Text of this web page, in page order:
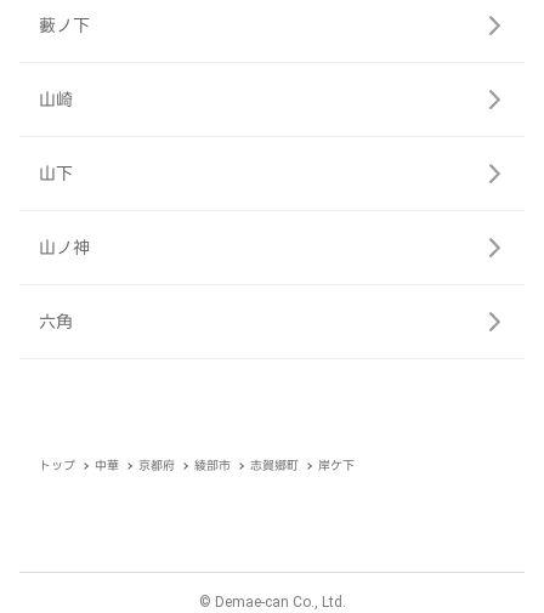
藪ノ下
山崎
山下
山ノ神
六角
トップ 中華 京都府 綾部市 志賀郷町 岸ケ下
© Demae-can Co., Ltd.